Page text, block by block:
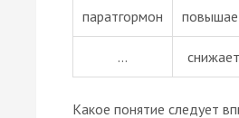
паратгормон
…
Какое понятие следует